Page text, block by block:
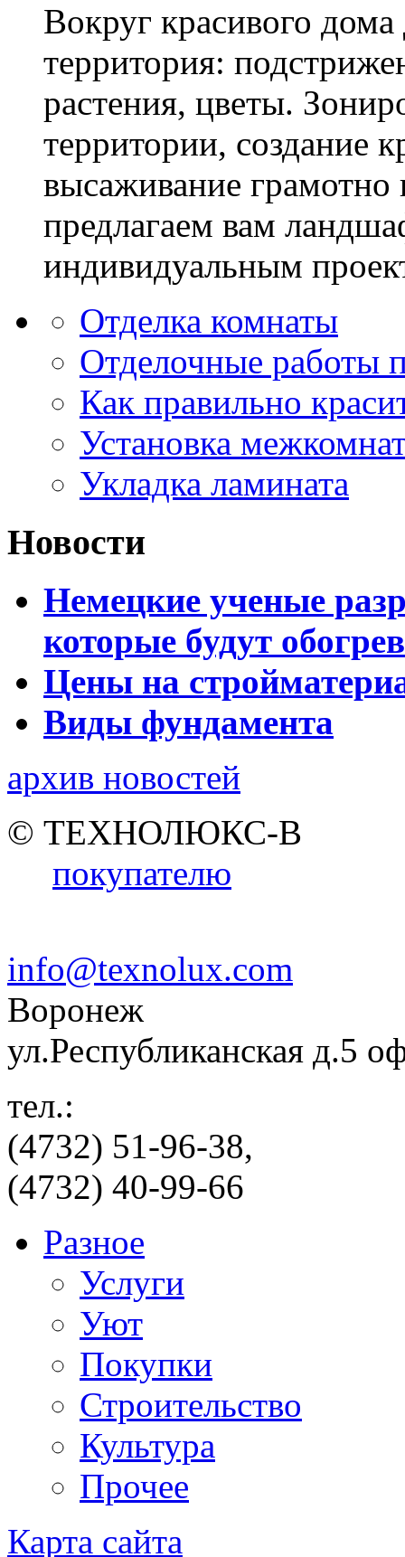
Вокруг красивого
территория:
растения, цветы.
территории, создание
высаживание
предлагаем вам
индивидуальным
Отделка комнаты
Отделочные работы
Как правильно
Установка
Укладка ламината
Новости
Немецкие ученые
которые будут
Цены на
Виды фундамента
архив новостей
© ТЕХНОЛЮКС-В
покупателю
info@texnolux.com
Воронеж
ул.Республиканская д.5
тел.:
(4732) 51-96-38,
(4732) 40-99-66
Разное
Услуги
Уют
Покупки
Строительство
Культура
Прочее
Карта сайта